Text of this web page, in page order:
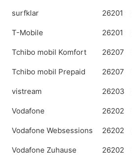
surfklar 26201
T-Mobile 26201
Tchibo mobil Komfort 26207
Tchibo mobil Prepaid 26207
vistream 26203
Vodafone 26202
Vodafone Websessions 26202
Vodafone Zuhause 26202